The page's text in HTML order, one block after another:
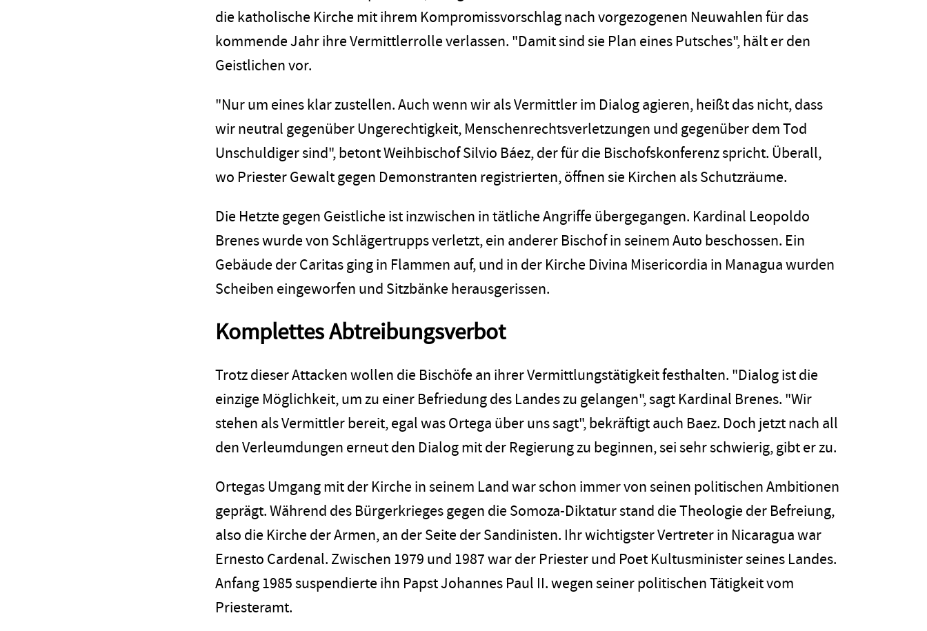
die katholische Kirche mit ihrem Kompromissvorschlag nach vorgezogenen Neuwahlen für das
kommende Jahr ihre Vermittlerrolle verlassen. "Damit sind sie Plan eines Putsches", hält er den
Geistlichen vor.
"Nur um eines klar zustellen. Auch wenn wir als Vermittler im Dialog agieren, heißt das nicht, dass
wir neutral gegenüber Ungerechtigkeit, Menschenrechtsverletzungen und gegenüber dem Tod
Unschuldiger sind", betont Weihbischof Silvio Báez, der für die Bischofskonferenz spricht. Überall,
wo Priester Gewalt gegen Demonstranten registrierten, öffnen sie Kirchen als Schutzräume.
Die Hetzte gegen Geistliche ist inzwischen in tätliche Angriffe übergegangen. Kardinal Leopoldo
Brenes wurde von Schlägertrupps verletzt, ein anderer Bischof in seinem Auto beschossen. Ein
Gebäude der Caritas ging in Flammen auf, und in der Kirche Divina Misericordia in Managua wurden
Scheiben eingeworfen und Sitzbänke herausgerissen.
Komplettes Abtreibungsverbot
Trotz dieser Attacken wollen die Bischöfe an ihrer Vermittlungstätigkeit festhalten. "Dialog ist die
einzige Möglichkeit, um zu einer Befriedung des Landes zu gelangen", sagt Kardinal Brenes. "Wir
stehen als Vermittler bereit, egal was Ortega über uns sagt", bekräftigt auch Baez. Doch jetzt nach all
den Verleumdungen erneut den Dialog mit der Regierung zu beginnen, sei sehr schwierig, gibt er zu.
Ortegas Umgang mit der Kirche in seinem Land war schon immer von seinen politischen Ambitionen
geprägt. Während des Bürgerkrieges gegen die Somoza-Diktatur stand die Theologie der Befreiung,
also die Kirche der Armen, an der Seite der Sandinisten. Ihr wichtigster Vertreter in Nicaragua war
Ernesto Cardenal. Zwischen 1979 und 1987 war der Priester und Poet Kultusminister seines Landes.
Anfang 1985 suspendierte ihn Papst Johannes Paul II. wegen seiner politischen Tätigkeit vom
Priesteramt.